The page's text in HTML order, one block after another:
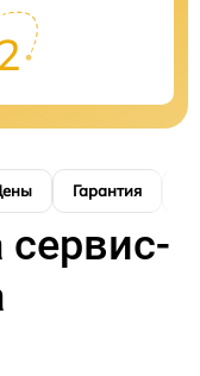
Гарантия